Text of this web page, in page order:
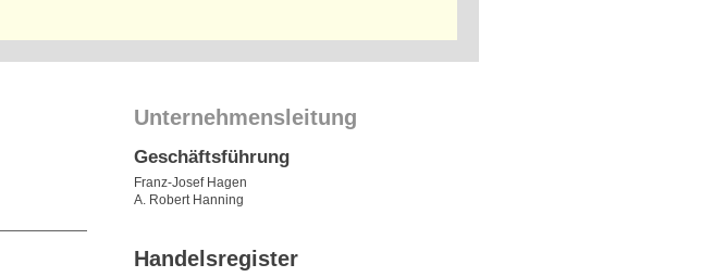
Unternehmensleitung
Geschäftsführung
Franz-Josef Hagen
A. Robert Hanning
Handelsregister